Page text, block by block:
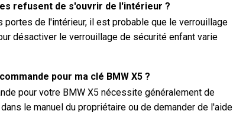
refusent de s'ouvrir de l'intérieur ?
de l'intérieur, il est probable que le verrouillage
désactiver le verrouillage de sécurité enfant varie
pour ma clé BMW X5 ?
pour votre BMW X5 nécessite généralement de
le manuel du propriétaire ou de demander de l'aide